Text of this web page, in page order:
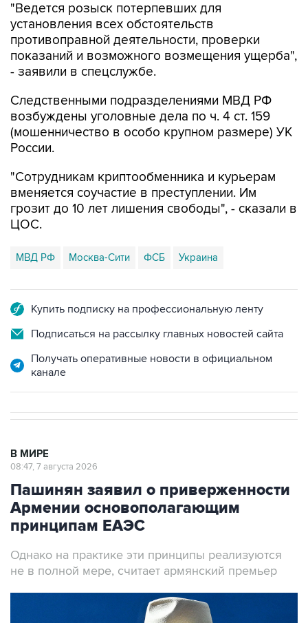
"Ведется розыск потерпевших для
установления всех обстоятельств
противоправной деятельности, проверки
показаний и возможного возмещения ущерба",
- заявили в спецслужбе.
Следственными подразделениями МВД РФ
возбуждены уголовные дела по ч. 4 ст. 159
(мошенничество в особо крупном размере) УК
России.
"Сотрудникам криптообменника и курьерам
вменяется соучастие в преступлении. Им
грозит до 10 лет лишения свободы", - сказали в
ЦОС.
МВД РФ Москва-Сити ФСБ Украина
Купить подписку на профессиональную ленту
Подписаться на рассылку главных новостей сайта
Получать оперативные новости в официальном
канале
В МИРЕ
08:47, 7 августа 2026
Пашинян заявил о приверженности
Армении основополагающим
принципам ЕАЭС
Однако на практике эти принципы реализуются
не в полной мере, считает армянский премьер